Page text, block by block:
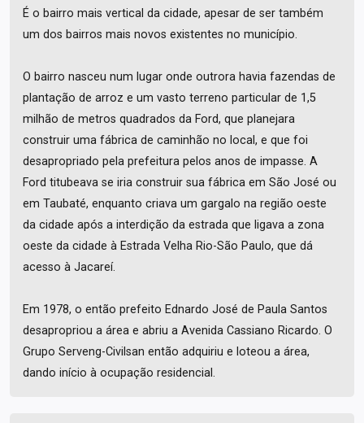
É o bairro mais vertical da cidade, apesar de ser também
um dos bairros mais novos existentes no município.
O bairro nasceu num lugar onde outrora havia fazendas de
plantação de arroz e um vasto terreno particular de 1,5
milhão de metros quadrados da Ford, que planejara
construir uma fábrica de caminhão no local, e que foi
desapropriado pela prefeitura pelos anos de impasse. A
Ford titubeava se iria construir sua fábrica em São José ou
em Taubaté, enquanto criava um gargalo na região oeste
da cidade após a interdição da estrada que ligava a zona
oeste da cidade à Estrada Velha Rio-São Paulo, que dá
acesso à Jacareí.
Em 1978, o então prefeito Ednardo José de Paula Santos
desapropriou a área e abriu a Avenida Cassiano Ricardo. O
Grupo Serveng-Civilsan então adquiriu e loteou a área,
dando início à ocupação residencial.